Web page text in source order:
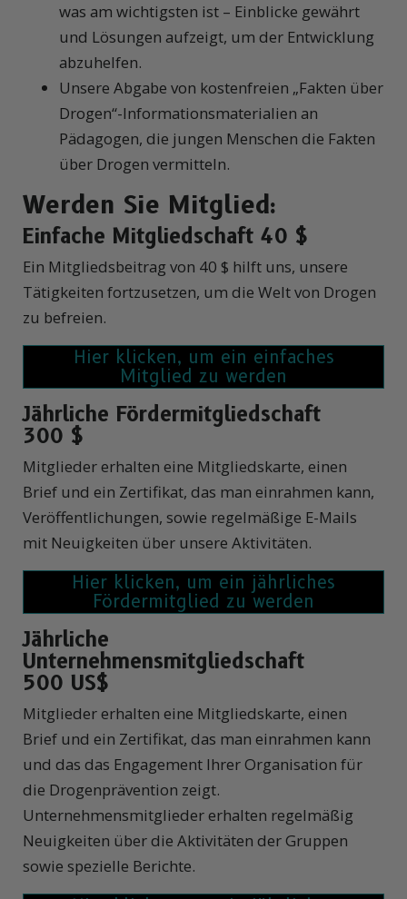
was am wichtigsten ist – Einblicke gewährt
und Lösungen aufzeigt, um der Entwicklung
abzuhelfen.
Unsere Abgabe von kostenfreien „Fakten über
Drogen“-Informationsmaterialien an
Pädagogen, die jungen Menschen die Fakten
über Drogen vermitteln.
Werden Sie Mitglied:
Einfache Mitgliedschaft 40 $
Ein Mitgliedsbeitrag von 40 $ hilft uns, unsere
Tätigkeiten fortzusetzen, um die Welt von Drogen
zu befreien.
Jährliche Fördermitgliedschaft
300 $
Mitglieder erhalten eine Mitgliedskarte, einen
Brief und ein Zertifikat, das man einrahmen kann,
Veröffentlichungen, sowie regelmäßige E-Mails
mit Neuigkeiten über unsere Aktivitäten.
Jährliche
Unternehmensmitgliedschaft
500 US$
Mitglieder erhalten eine Mitgliedskarte, einen
Brief und ein Zertifikat, das man einrahmen kann
und das das Engagement Ihrer Organisation für
die Drogenprävention zeigt.
Unternehmensmitglieder erhalten regelmäßig
Neuigkeiten über die Aktivitäten der Gruppen
sowie spezielle Berichte.